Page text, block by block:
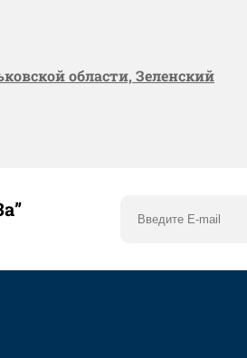
области, Зеленский